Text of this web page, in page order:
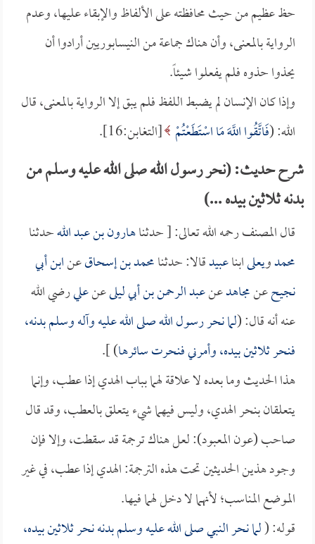
حظ عظيم من حيث محافظته على الألفاظ والإبقاء عليها، وعدم
الرواية بالمعنى، وأن هناك جماعة من النيسابوريين أرادوا أن
يحذوا حذوه فلم يفعلوا شيئاً.
وإذا كان الإنسان لم يضبط اللفظ فلم يبق إلا الرواية بالمعنى، قال
الله: (فَاتَّقُوا اللَّهَ مَا اسْتَطَعْتُمْ [التغابن:16].
شرح حديث: (نحر رسول الله صلى الله عليه وسلم من
بدنه ثلاثين بيده ...)
قال المصنف رحمه الله تعالى: [ حدثناهارون بن عبد اللهحدثنا
محمدويعلىابناعبيدقالا: حدثنامحمد بن إسحاقعنابن أبي
نجيحعنمجاهدعنعبد الرحمن بن أبي ليلىعنعليرضي الله
عنه أنه قال: (لما نحر رسول الله صلى الله عليه وآله وسلم بدنه،
فنحر ثلاثين بيده، وأمرني فنحرت سائرها) ].
هذا الحديث وما بعده لا علاقة لهما بباب الهدي إذا عطب، وإنما
يتعلقان بنحر الهدي، وليس فيهما شيء يتعلق بالعطب، وقد قال
صاحب (عون المعبود): لعل هناك ترجمة قد سقطت، وإلا فإن
وجود هذين الحديثين تحت هذه الترجمة: الهدي إذا عطب، في غير
الموضع المناسب؛ لأنهما لا دخل لهما فيها.
قوله: (لما نحر النبي صلى الله عليه وسلم بدنه نحر ثلاثين بيده،